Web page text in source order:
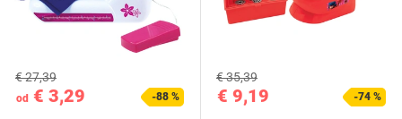
od € 3,29
€ 27,39
-88 % € 9,19
€ 35,39
-74 %